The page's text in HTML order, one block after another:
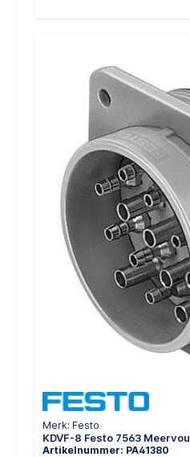
Merk: Festo
KDVF-8 Festo 7563
Artikelnummer: PA41380